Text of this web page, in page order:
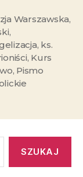
Warszawska,
,
, ks.
, Kurs
, Pismo